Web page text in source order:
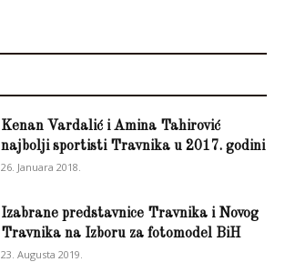
Kenan Vardalić i Amina Tahirović
najbolji sportisti Travnika u 2017. godini
26. Januara 2018.
Izabrane predstavnice Travnika i Novog
Travnika na Izboru za fotomodel BiH
23. Augusta 2019.